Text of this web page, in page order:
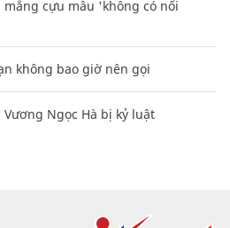
cựu mẫu 'không có nổi
không bao giờ nên gọi
Vương Ngọc Hà bị kỷ luật